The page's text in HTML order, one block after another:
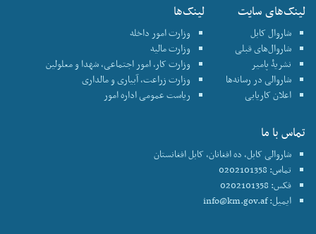
لینک‌های سایت
شاروال کابل
شاروال‌های قبلی
نشریۀ پامیر
شاروالی در رسانه‌ها
اعلان کاریابی
لینک‌ها
وزارت امور داخله
وزارت مالیه
وزارت کار، امور اجتماعی، شهدا و معلولین
وزارت زراعت، آبیاری و مالداری
ریاست عمومی اداره امور
تماس با ما
شاروالی کابل، ده افغانان، کابل افغانستان
تماس: 0202101358
فکس: 0202101358
ایمیل:info@km.gov.af